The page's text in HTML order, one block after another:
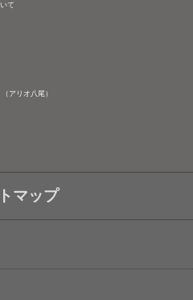
て
アリオ八尾）
マップ